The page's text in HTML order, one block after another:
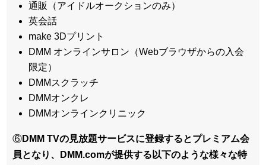
通販（アイドルオークションのみ）
英会話
make 3Dプリント
DMM オンラインサロン（Webブラウザからの入会
限定）
DMMスクラッチ
DMMオンクレ
DMMオンラインクリニック
⑥DMM TVの見放題サービスに登録するとプレミアム会
員となり、DMM.comが提供する以下のような様々な特